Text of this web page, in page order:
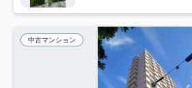
中古マンション